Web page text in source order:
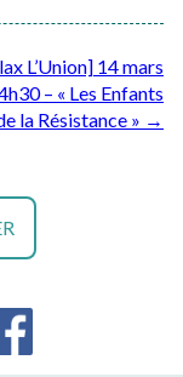
L’Union] 14 mars
– « Les Enfants
la Résistance » →